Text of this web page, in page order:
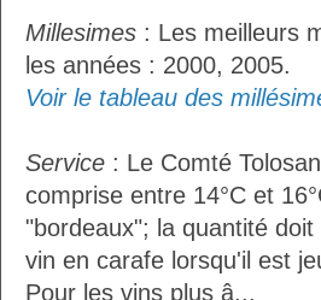
Millesimes : Les meilleurs
les années : 2000, 2005.
Voir le tableau des
Service : Le Comté
comprise entre 14°C et
"bordeaux"; la quantité
vin en carafe lorsqu'il est
Pour les vins plus â...